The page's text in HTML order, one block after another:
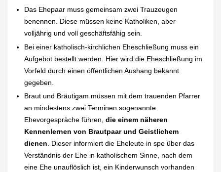
Das Ehepaar muss gemeinsam zwei Trauzeugen
benennen. Diese müssen keine Katholiken, aber
volljährig und voll geschäftsfähig sein.
Bei einer katholisch-kirchlichen Eheschließung muss ein
Aufgebot bestellt werden. Hier wird die Eheschließung im
Vorfeld durch einen öffentlichen Aushang bekannt
gegeben.
Braut und Bräutigam müssen mit dem trauenden Pfarrer
an mindestens zwei Terminen sogenannte
Ehevorgespräche führen,die einem näheren
Kennenlernen von Brautpaar und Geistlichem
dienen. Dieser informiert die Eheleute in spe über das
Verständnis der Ehe in katholischem Sinne, nach dem
eine Ehe unauflöslich ist, ein Kinderwunsch vorhanden